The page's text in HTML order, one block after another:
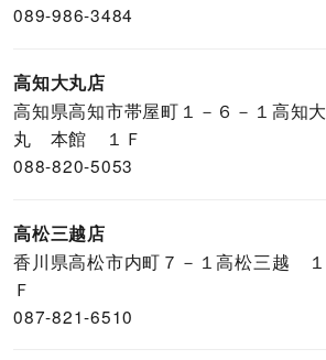
089-986-3484
高知大丸店
高知県高知市帯屋町１－６－１高知大
丸 本館 １Ｆ
088-820-5053
高松三越店
香川県高松市内町７－１高松三越 １
Ｆ
087-821-6510